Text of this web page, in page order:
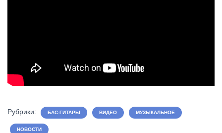
Рубрики: БАС-ГИТАРЫ ВИДЕО МУЗЫКАЛЬНОЕ
НОВОСТИ